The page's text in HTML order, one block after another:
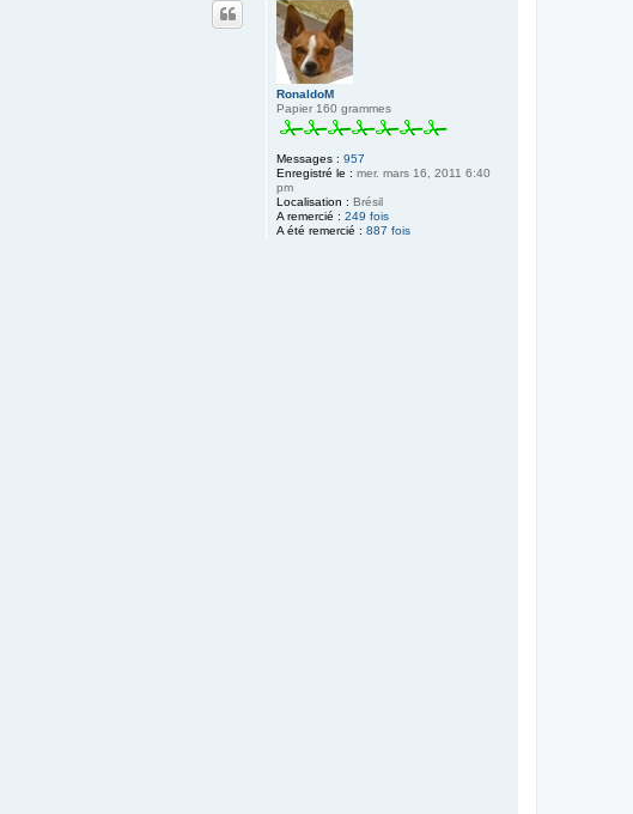
RonaldoM
Papier 160 grammes
Messages : 957
Enregistré le : mer. mars 16, 2011 6:40
pm
Localisation : Brésil
A remercié : 249 fois
A été remercié : 887 fois